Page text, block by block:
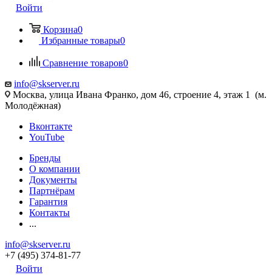
Войти
Корзина0
Избранные товары0
Сравнение товаров0
info@skserver.ru
Москва, улица Ивана Франко, дом 46, строение 4, этаж 1 (м.
Молодёжная)
Вконтакте
YouTube
Бренды
О компании
Документы
Партнёрам
Гарантия
Контакты
...
info@skserver.ru
+7 (495) 374-81-77
Войти